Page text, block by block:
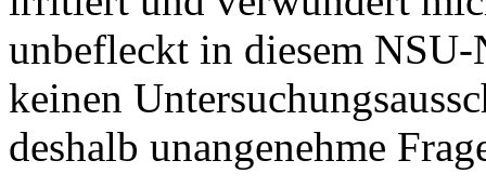
unbefleckt in diesem
keinen
deshalb unangenehme